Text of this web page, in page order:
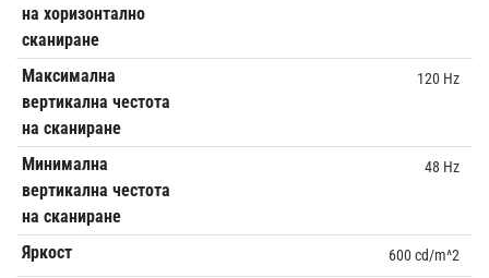
на хоризонтално
сканиране
Максимална
вертикална честота
на сканиране
120 Hz
Минимална
вертикална честота
на сканиране
48 Hz
Яркост 600 cd/m^2